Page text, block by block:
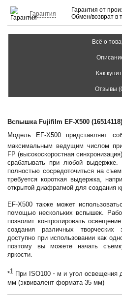
Гарантия
Гарантия от
Обмен/возврат в
Всё о
Как
Отзывы
Вспышка Fujifilm EF-Х500 (16514118)
Модель EF-X500 представляет
максимальным ведущим числом
FP (высокоскоростная
срабатывать при любой
полностью сосредоточиться на
требуется короткая выдержка,
открытой диафрагмой для создания
EF-X500 также может
помощью нескольких вспышек.
позволит контролировать
создания различных
доступно при использовании как
поэтому вы можете начать
яркости.
*1 При ISO100・м и угол освещения
мм (эквивалент формата 35 мм)